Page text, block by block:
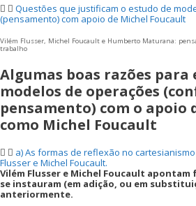
Questões que justificam o estudo de
(pensamento) com apoio de Michel Foucault
Vilém Flusser, Michel Foucault e Humberto Maturana:
trabalho
Algumas boas razões para
modelos de operações
pensamento) com o apoio
como Michel Foucault
a) As formas de reflexão no
Flusser e Michel Foucault.
Vilém Flusser e Michel Foucault
se instauram (em adição, ou em
anteriormente.